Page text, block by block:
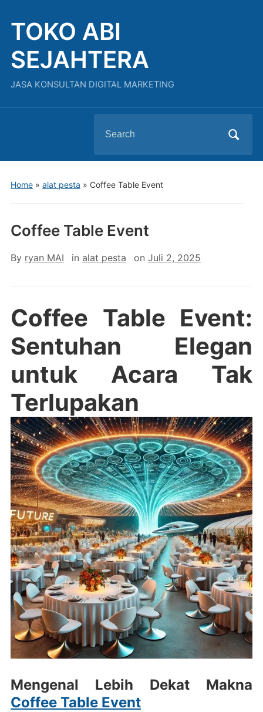
TOKO ABI
SEJAHTERA
JASA KONSULTAN DIGITAL MARKETING
for:
Home» alat pesta » Coffee Table Event
Coffee Table Event
By ryan MAI in alat pesta on Juli 2, 2025
Coffee Table Event:
Sentuhan Elegan
untuk Acara Tak
Terlupakan
Mengenal Lebih Dekat Makna
Coffee Table Event